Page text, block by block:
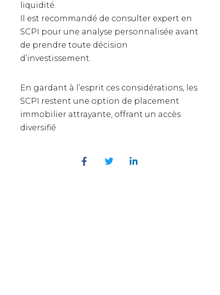
liquidité.
Il est recommandé de consulter expert en
SCPI pour une analyse personnalisée avant
de prendre toute décision
d’investissement.
En gardant à l’esprit ces considérations, les
SCPI restent une option de placement
immobilier attrayante, offrant un accès
diversifié